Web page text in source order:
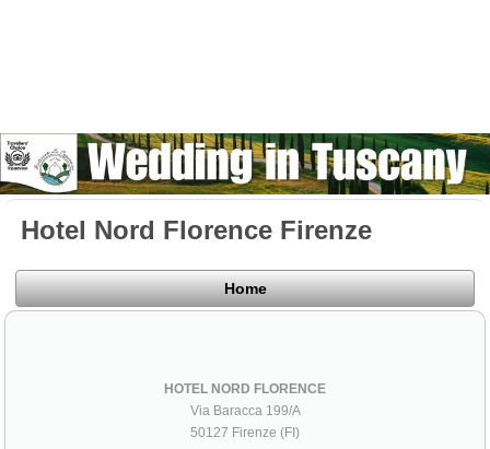
Hotel Nord Florence Firenze
Home
HOTEL NORD FLORENCE
Via Baracca 199/A
50127 Firenze (FI)